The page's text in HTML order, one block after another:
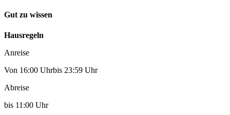
Gut zu wissen
Hausregeln
Anreise
Von 16:00 Uhrbis 23:59 Uhr
Abreise
bis 11:00 Uhr